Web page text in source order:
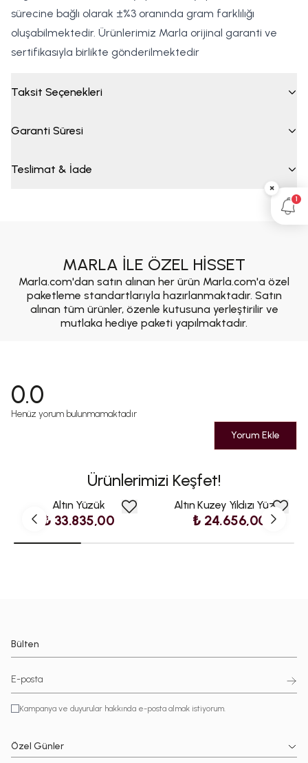
sürecine bağlı olarak ±%3 oranında gram farklılığı
oluşabilmektedir. Ürünlerimiz Marla orijinal garanti ve
sertifikasıyla birlikte gönderilmektedir
Taksit Seçenekleri
Garanti Süresi
Teslimat & İade
MARLA İLE ÖZEL HİSSET
Marla.com'dan satın alınan her ürün Marla.com'a özel
paketleme standartlarıyla hazırlanmaktadır. Satın
alınan tüm ürünler, özenle kutusuna yerleştirilir ve
mutlaka hediye paketi yapılmaktadır.
0.0
Henüz yorum bulunmamaktadır
Yorum Ekle
Ürünlerimizi Keşfet!
Altın Yüzük
₺ 33.835,00
Altın Kuzey Yıldızı Yüzük
₺ 24.656,00
Bülten
Kampanya ve duyurular hakkında e-posta almak istiyorum.
Özel Günler
×
1